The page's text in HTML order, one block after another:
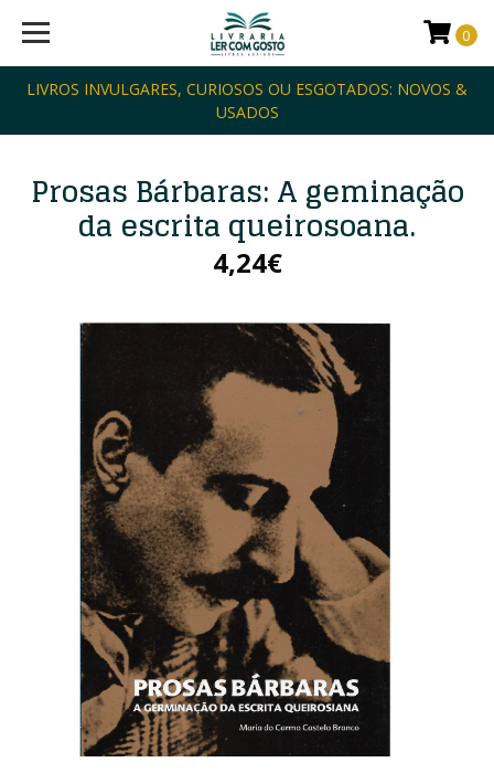
LIVROS INVULGARES, CURIOSOS OU ESGOTADOS: NOVOS &
USADOS
0
Prosas Bárbaras: A geminação
da escrita queirosoana.
4,24€